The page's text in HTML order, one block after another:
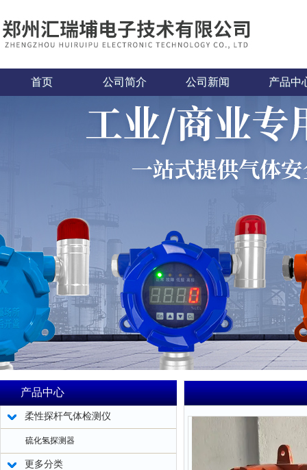
首页 公司简介 公司新闻 产品中
产品中心
柔性探杆气体检测仪
硫化氢探测器
更多分类